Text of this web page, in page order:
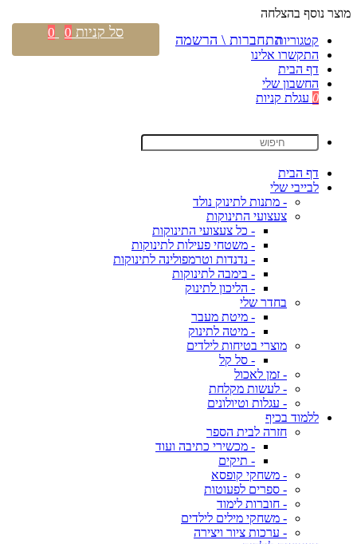
מוצר נוסף בהצלחה
קטגוריות
התקשרו אלינו
דף הבית
החשבון שלי
0 עגלת קניות
דף הבית
לבייבי שלי
- מתנות לתינוק נולד
צעצועי התינוקות
- כל צעצועי התינוקות
- משטחי פעילות לתינוקות
- נדנדות וטרמפולינה לתינוקות
- בימבה לתינוקות
- הליכון לתינוק
בחדר שלי
- מיטת מעבר
- מיטה לתינוק
מוצרי בטיחות לילדים
- סל קל
- זמן לאכול
- לעשות מקלחת
- עגלות וטיולונים
ללמוד בכיף
חזרה לבית הספר
- מכשירי כתיבה ועוד
- תיקים
- משחקי קופסא
- ספרים לפעוטות
- חוברות לימוד
- משחקי מילים לילדים
- ערכות ציור ויצירה
התחברות \ הרשמה סל קניות 0
0